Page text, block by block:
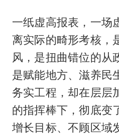
一纸虚高报表，一场
离实际的畸形考核，
风，是扭曲错位的从
是赋能地方、滋养民
务实工程，却在层层
的指挥棒下，彻底变
增长目标、不顾区域